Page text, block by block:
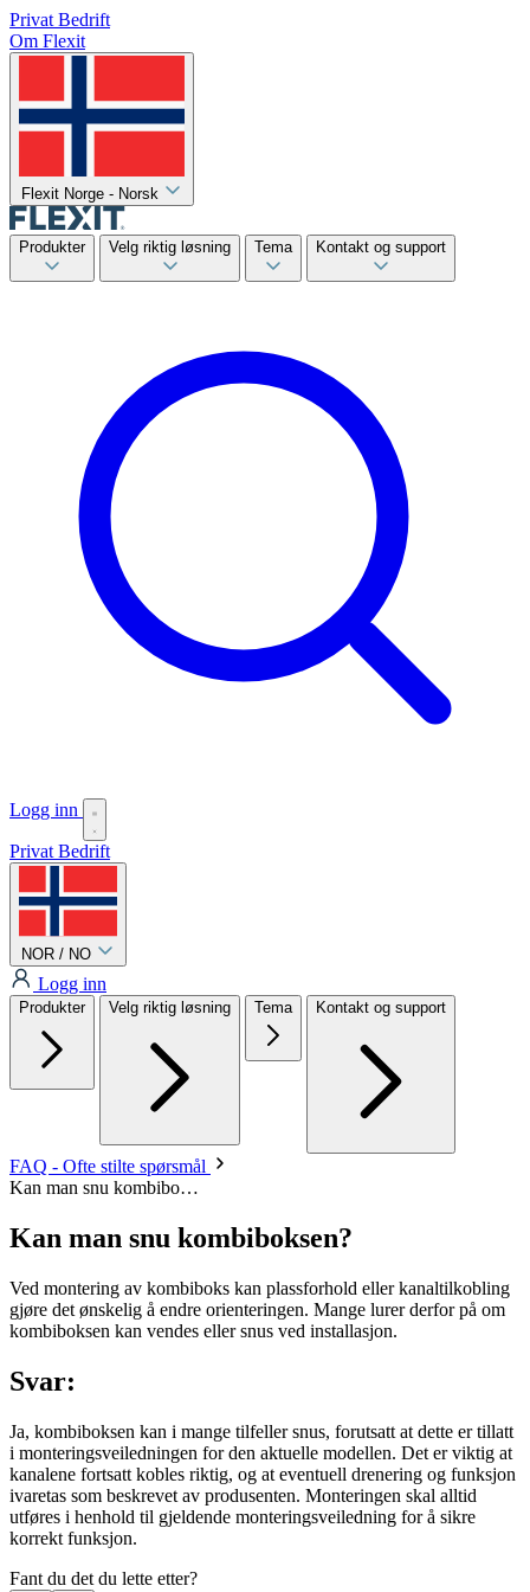
Privat Bedrift
Om Flexit
Flexit Norge - Norsk
Produkter Velg riktig løsning Tema Kontakt og support
Logg inn
Privat Bedrift
NOR / NO
Logg inn
Produkter Velg riktig løsning Tema Kontakt og support
FAQ - Ofte stilte spørsmål
Kan man snu kombibo…
Kan man snu kombiboksen?
Ved montering av kombiboks kan plassforhold eller kanaltilkobling
gjøre det ønskelig å endre orienteringen. Mange lurer derfor på om
kombiboksen kan vendes eller snus ved installasjon.
Svar:
Ja, kombiboksen kan i mange tilfeller snus, forutsatt at dette er tillatt
i monteringsveiledningen for den aktuelle modellen. Det er viktig at
kanalene fortsatt kobles riktig, og at eventuell drenering og funksjon
ivaretas som beskrevet av produsenten. Monteringen skal alltid
utføres i henhold til gjeldende monteringsveiledning for å sikre
korrekt funksjon.
Fant du det du lette etter?